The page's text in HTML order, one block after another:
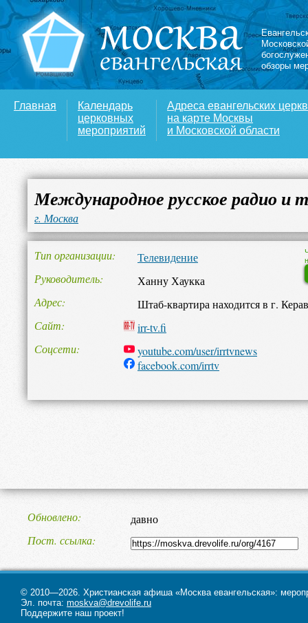
обзоры
Главная
Календарь
церковных
мероприятий
Адреса евангельских
на карте Москвы
и Московской области
Международное русское радио и
г. Москва
Тип организации
Телевидение
Руководитель
Ханну Хаукка
Адрес
Штаб-квартира находится в г.
Сайт
irr-tv.fi
Соцсети
youtube.com/user/irrtvnews
facebook.com/irrtv
Обновлено
давно
Пост. ссылка
© 2010—2026. Христианская афиша «Москва евангельская»:
Эл. почта: moskva@drevolife.ru
Поддержите наш проект!